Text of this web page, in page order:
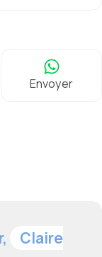
Envoyer
Claire